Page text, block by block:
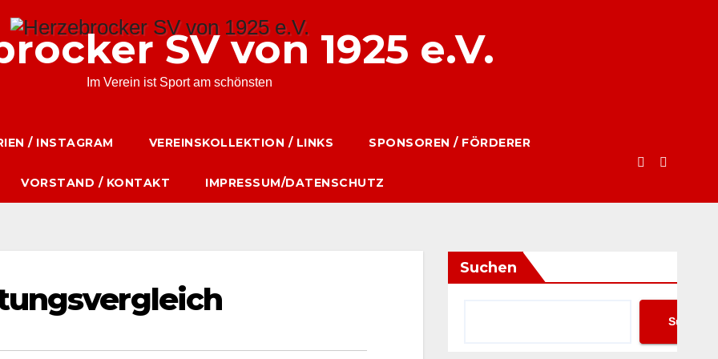
SV von 1925 e.V.
Im Verein ist Sport am schönsten
/ INSTAGRAM VEREINSKOLLEKTION / LINKS SPONSOREN / FÖRDERER
VORSTAND / KONTAKT IMPRESSUM/DATENSCHUTZ
Suchen
Suchen